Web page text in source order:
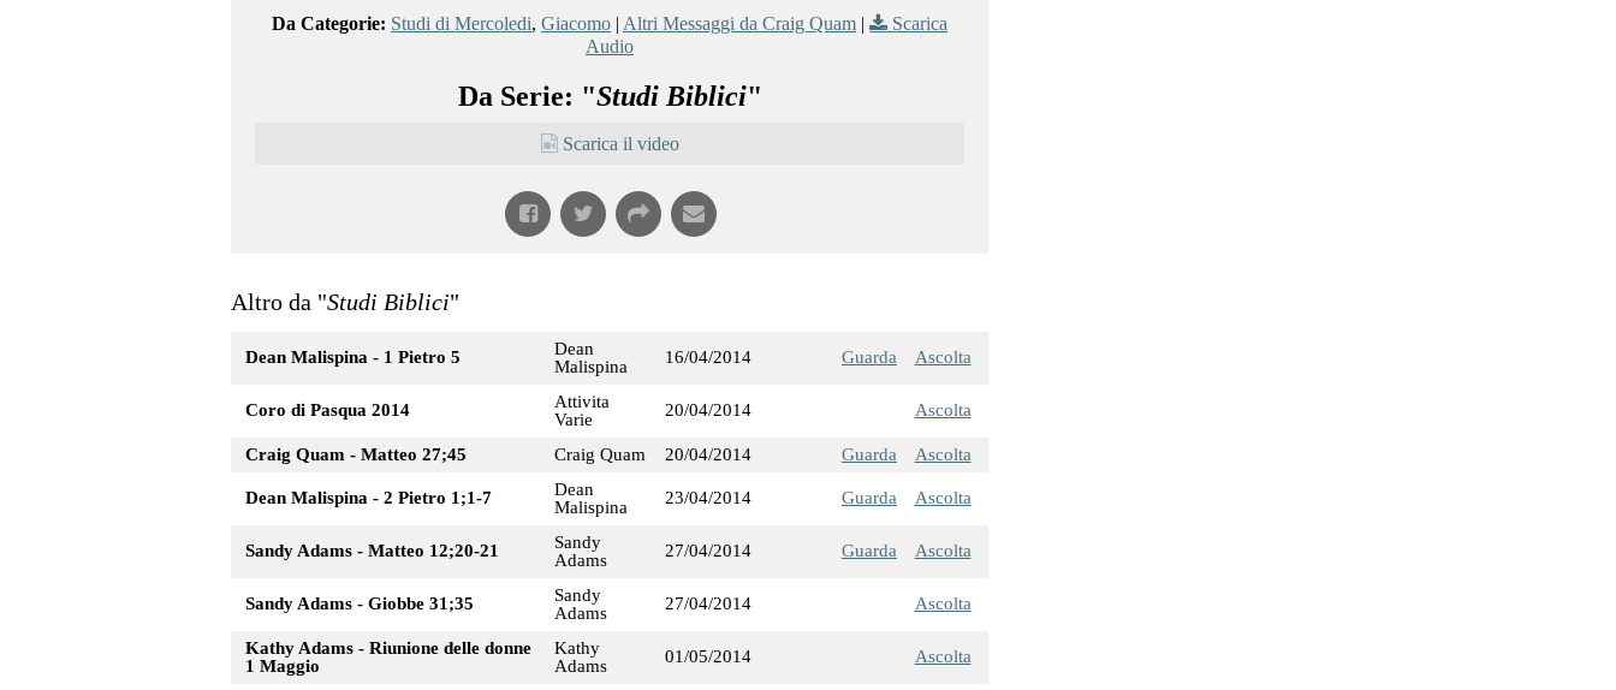
Da Categorie: Studi di Mercoledi, Giacomo | Altri Messaggi da Craig Quam |
Scarica
Audio
Da Serie: "Studi Biblici"
Scarica il video
Altro da "Studi Biblici"
Dean Malispina - 1 Pietro 5
Dean
Malispina
16/04/2014 Guarda Ascolta
Coro di Pasqua 2014
Attivita
Varie
20/04/2014 Ascolta
Craig Quam - Matteo 27;45 Craig Quam 20/04/2014 Guarda Ascolta
Dean Malispina - 2 Pietro 1;1-7
Dean
Malispina
23/04/2014 Guarda Ascolta
Sandy Adams - Matteo 12;20-21
Sandy
Adams
27/04/2014 Guarda Ascolta
Sandy Adams - Giobbe 31;35
Sandy
Adams
27/04/2014 Ascolta
Kathy Adams - Riunione delle donne
1 Maggio
Kathy
Adams
01/05/2014 Ascolta